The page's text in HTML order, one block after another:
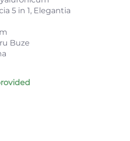
5 in 1, Elegantia
Buze